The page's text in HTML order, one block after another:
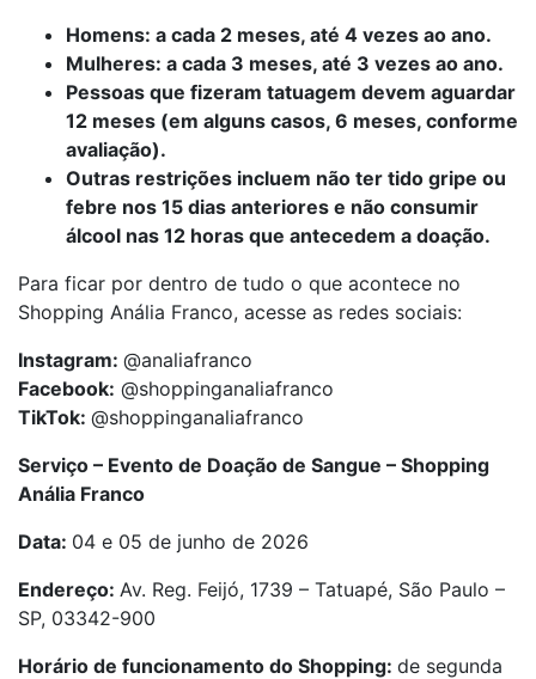
Homens: a cada 2 meses, até 4 vezes ao ano.
Mulheres: a cada 3 meses, até 3 vezes ao ano.
Pessoas que fizeram tatuagem devem aguardar
12 meses (em alguns casos, 6 meses, conforme
avaliação).
Outras restrições incluem não ter tido gripe ou
febre nos 15 dias anteriores e não consumir
álcool nas 12 horas que antecedem a doação.
Para ficar por dentro de tudo o que acontece no
Shopping Anália Franco, acesse as redes sociais:
Instagram: @analiafranco
Facebook: @shoppinganaliafranco
TikTok: @shoppinganaliafranco
Serviço – Evento de Doação de Sangue – Shopping
Anália Franco
Data: 04 e 05 de junho de 2026
Endereço: Av. Reg. Feijó, 1739 – Tatuapé, São Paulo –
SP, 03342-900
Horário de funcionamento do Shopping: de segunda